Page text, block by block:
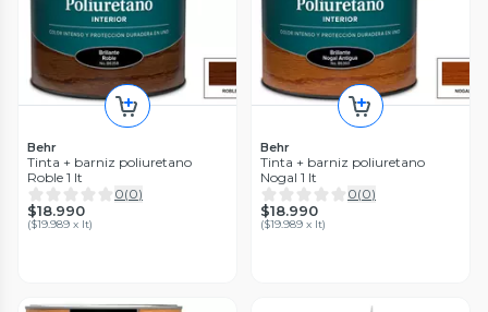
Behr
Tinta + barniz poliuretano
Roble 1 lt
0(0)
$18.990
($19.989 x lt)
Behr
Tinta + barniz poliuretano
Nogal 1 lt
0(0)
$18.990
($19.989 x lt)